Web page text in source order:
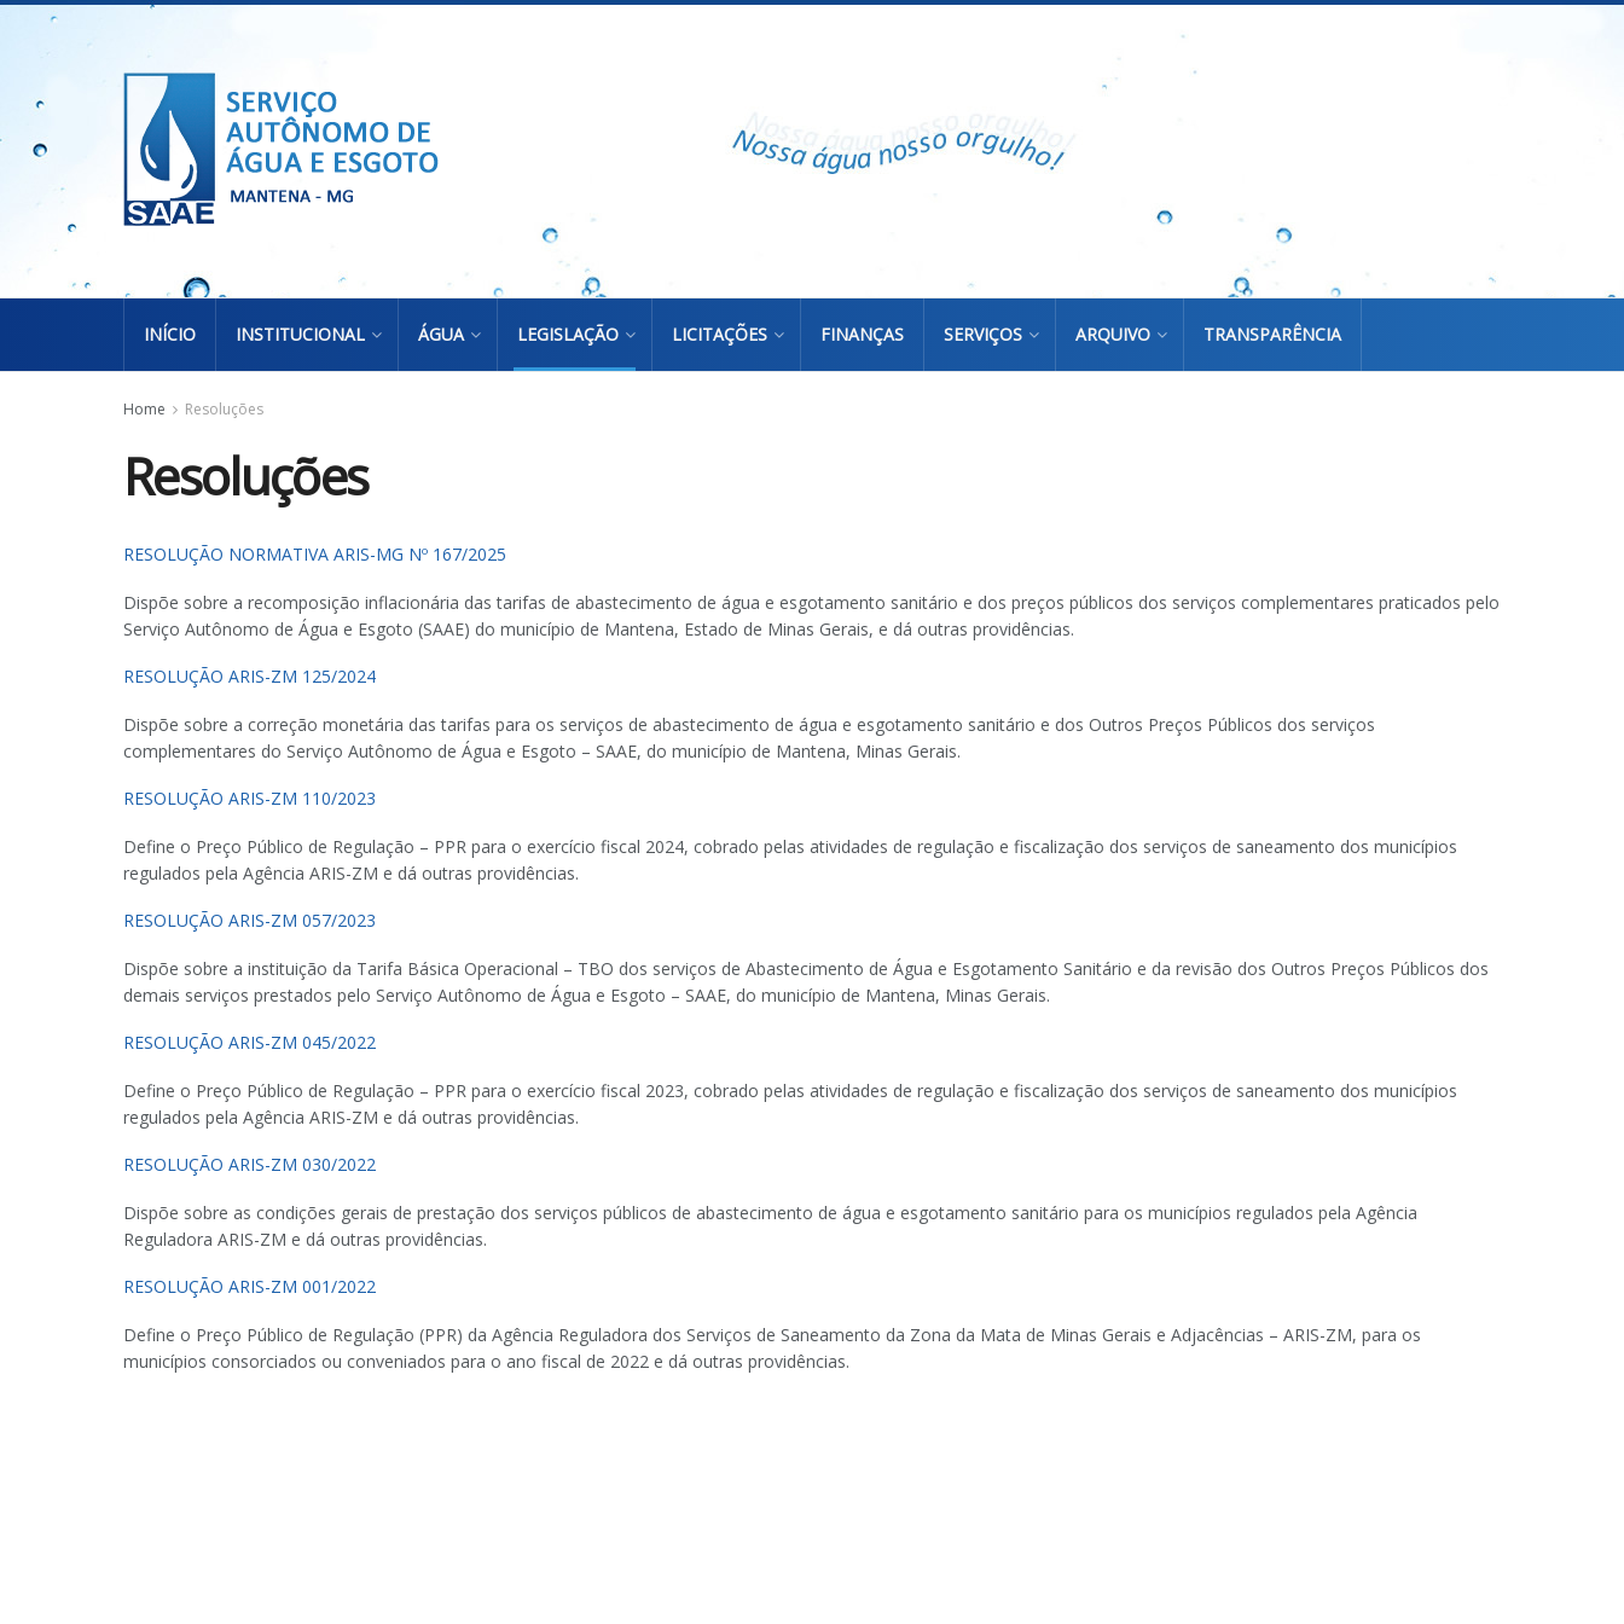
INÍCIO INSTITUCIONAL ÁGUA LEGISLAÇÃO LICITAÇÕES FINANÇAS SERVIÇOS ARQUIVO TRANSPARÊNCIA
Home Resoluções
Resoluções
RESOLUÇÃO NORMATIVA ARIS-MG Nº 167/2025
Dispõe sobre a recomposição inflacionária das tarifas de abastecimento de água e esgotamento sanitário e dos preços públicos dos serviços complementares praticados pelo
Serviço Autônomo de Água e Esgoto (SAAE) do município de Mantena, Estado de Minas Gerais, e dá outras providências.
RESOLUÇÃO ARIS-ZM 125/2024
Dispõe sobre a correção monetária das tarifas para os serviços de abastecimento de água e esgotamento sanitário e dos Outros Preços Públicos dos serviços
complementares do Serviço Autônomo de Água e Esgoto – SAAE, do município de Mantena, Minas Gerais.
RESOLUÇÃO ARIS-ZM 110/2023
Define o Preço Público de Regulação – PPR para o exercício fiscal 2024, cobrado pelas atividades de regulação e fiscalização dos serviços de saneamento dos municípios
regulados pela Agência ARIS-ZM e dá outras providências.
RESOLUÇÃO ARIS-ZM 057/2023
Dispõe sobre a instituição da Tarifa Básica Operacional – TBO dos serviços de Abastecimento de Água e Esgotamento Sanitário e da revisão dos Outros Preços Públicos dos
demais serviços prestados pelo Serviço Autônomo de Água e Esgoto – SAAE, do município de Mantena, Minas Gerais.
RESOLUÇÃO ARIS-ZM 045/2022
Define o Preço Público de Regulação – PPR para o exercício fiscal 2023, cobrado pelas atividades de regulação e fiscalização dos serviços de saneamento dos municípios
regulados pela Agência ARIS-ZM e dá outras providências.
RESOLUÇÃO ARIS-ZM 030/2022
Dispõe sobre as condições gerais de prestação dos serviços públicos de abastecimento de água e esgotamento sanitário para os municípios regulados pela Agência
Reguladora ARIS-ZM e dá outras providências.
RESOLUÇÃO ARIS-ZM 001/2022
Define o Preço Público de Regulação (PPR) da Agência Reguladora dos Serviços de Saneamento da Zona da Mata de Minas Gerais e Adjacências – ARIS-ZM, para os
municípios consorciados ou conveniados para o ano fiscal de 2022 e dá outras providências.